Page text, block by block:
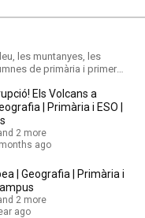
les muntanyes, les
de primària i primer
Els Volcans a
| Primària i ESO |
2 more
ago
| Geografia | Primària i
2 more
ago